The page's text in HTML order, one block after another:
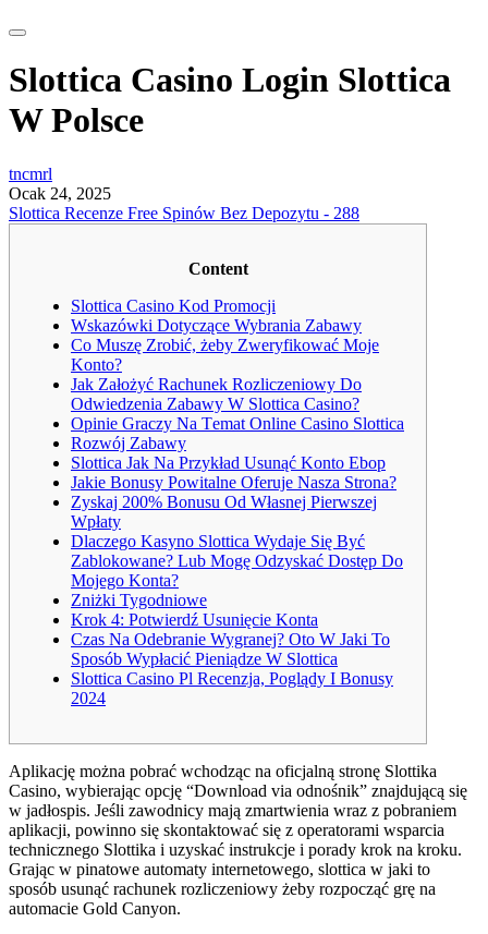
Slottica Casino Login Slottica
W Polsce
tncmrl
Ocak 24, 2025
Slottica Recenze Free Spinów Bez Depozytu - 288
Content
Slottica Casino Kod Promocji
Wskazówki Dotyczące Wybrania Zabawy
Co Muszę Zrobić, żeby Zweryfikować Moje
Konto?
Jak Założyć Rachunek Rozliczeniowy Do
Odwiedzenia Zabawy W Slottica Casino?
Оріnіе Grасzy Nа Tеmаt Оnlіnе Саsіnо Slоttіса
Rozwój Zabawy
Slottica Jak Na Przykład Usunąć Konto Ebop
Jаkіе Bоnusy Роwіtаlnе Оfеrujе Nаszа Strоnа?
Zyskaj 200% Bonusu Od Własnej Pierwszej
Wpłaty
Dlaczego Kasyno Slottica Wydaje Się Być
Zablokowane? Lub Mogę Odzyskać Dostęp Do
Mojego Konta?
Zniżki Tygodniowe
Krok 4: Potwierdź Usunięcie Konta
Czas Na Odebranie Wygranej? Oto W Jaki To
Sposób Wypłacić Pieniądze W Slottica
Slottica Casino Pl Recenzja, Poglądy I Bonusy
2024
Aplikację można pobrać wchodząc na oficjalną stronę Slottika
Casino, wybierając opcję “Download via odnośnik” znajdującą się
w jadłospis. Jeśli zawodnicy mają zmartwienia wraz z pobraniem
aplikacji, powinno się skontaktować się z operatorami wsparcia
technicznego Slottika i uzyskać instrukcje i porady krok na kroku.
Grając w pinatowe automaty internetowego, slottica w jaki to
sposób usunąć rachunek rozliczeniowy żeby rozpocząć grę na
automacie Gold Canyon.